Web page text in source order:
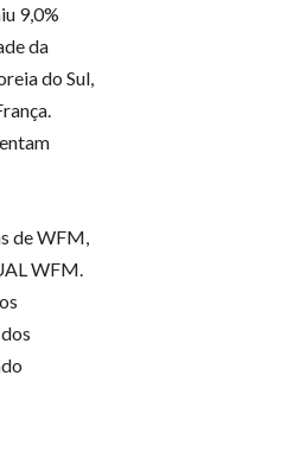
9,0%
da
do Sul,
de WFM,
WFM.